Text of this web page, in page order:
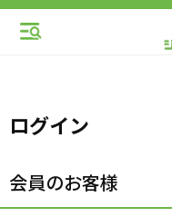
ログイン
会員のお客様